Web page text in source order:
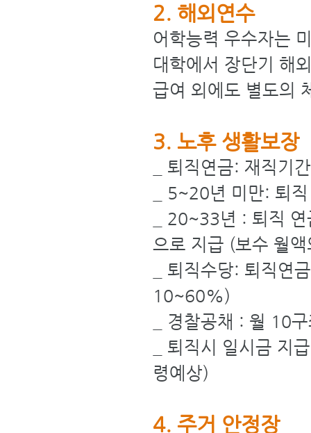
2. 해외연수
어학능력 우수자는
대학에서 장단기 해
급여 외에도 별도의
3. 노후 생활보장
_ 퇴직연금: 재직기
_ 5~20년 미만: 퇴
_ 20~33년 : 퇴직
으로 지급 (보수 월
_ 퇴직수당: 퇴직연
10~60%)
_ 경찰공채 : 월 10
_ 퇴직시 일시금 지
령예상)
4. 주거 안정장